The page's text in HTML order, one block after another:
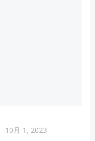
-10月 1, 2023